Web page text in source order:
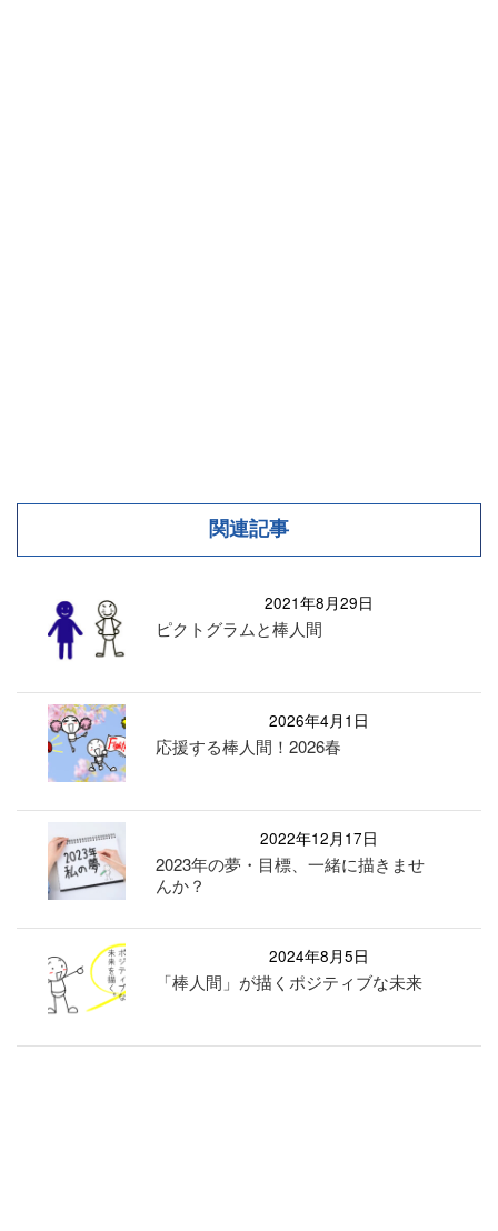
関連記事
2021年8月29日
ピクトグラムと棒人間
2026年4月1日
応援する棒人間！2026春
2022年12月17日
2023年の夢・目標、一緒に描きませ
んか？
2024年8月5日
「棒人間」が描くポジティブな未来